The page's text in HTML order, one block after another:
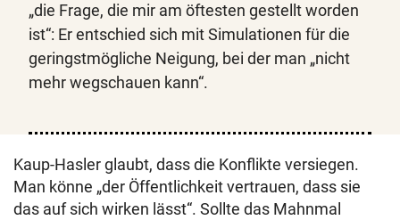
„die Frage, die mir am öftesten gestellt worden
ist“: Er entschied sich mit Simulationen für die
geringstmögliche Neigung, bei der man „nicht
mehr wegschauen kann“.
Kaup-Hasler glaubt, dass die Konflikte versiegen.
Man könne „der Öffentlichkeit vertrauen, dass sie
das auf sich wirken lässt“. Sollte das Mahnmal